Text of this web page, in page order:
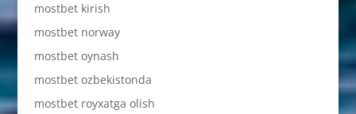
mostbet kirish
mostbet norway
mostbet oynash
mostbet ozbekistonda
mostbet royxatga olish